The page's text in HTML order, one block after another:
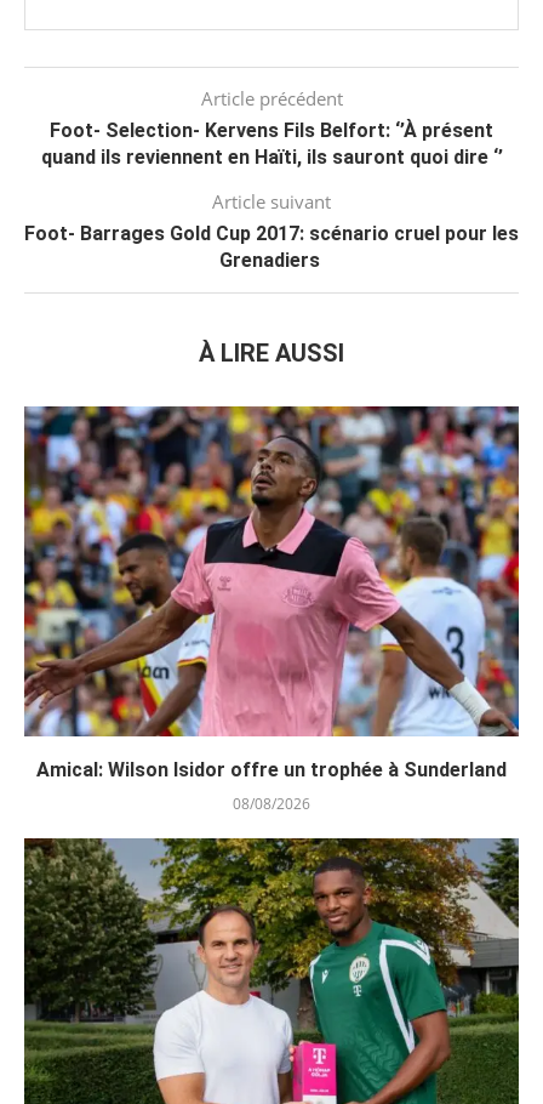
Article précédent
Foot- Selection- Kervens Fils Belfort: ‘’À présent
quand ils reviennent en Haïti, ils sauront quoi dire ‘’
Article suivant
Foot- Barrages Gold Cup 2017: scénario cruel pour les
Grenadiers
À LIRE AUSSI
Amical: Wilson Isidor offre un trophée à Sunderland
08/08/2026